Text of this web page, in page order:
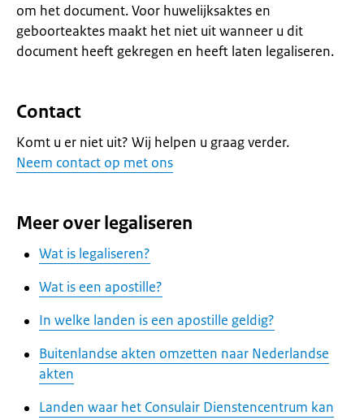
om het document. Voor huwelijksaktes en
geboorteaktes maakt het niet uit wanneer u dit
document heeft gekregen en heeft laten legaliseren.
Contact
Komt u er niet uit? Wij helpen u graag verder.
Neem contact op met ons
Meer over legaliseren
Wat is legaliseren?
Wat is een apostille?
In welke landen is een apostille geldig?
Buitenlandse akten omzetten naar Nederlandse
akten
Landen waar het Consulair Dienstencentrum kan